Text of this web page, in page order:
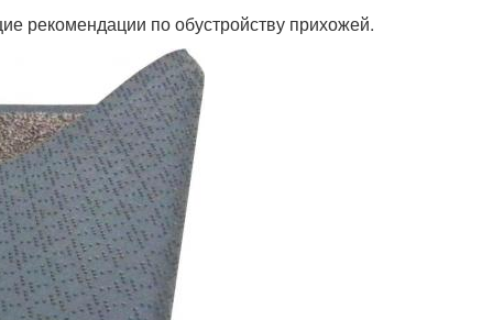
рекомендации по обустройству прихожей.